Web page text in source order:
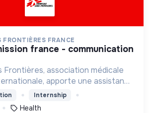
FRONTIÈRES FRANCE
Frontières, association médicale
apporte une assistance
populations dont la vie est
Internship
Health